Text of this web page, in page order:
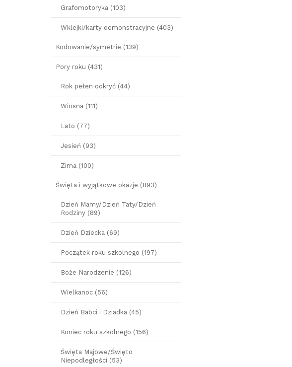
Grafomotoryka (103)
Wklejki/karty demonstracyjne (403)
Kodowanie/symetrie (139)
Pory roku (431)
Rok pełen odkryć (44)
Wiosna (111)
Lato (77)
Jesień (93)
Zima (100)
Święta i wyjątkowe okazje (893)
Dzień Mamy/Dzień Taty/Dzień
Rodziny (89)
Dzień Dziecka (69)
Początek roku szkolnego (197)
Boże Narodzenie (126)
Wielkanoc (56)
Dzień Babci i Dziadka (45)
Koniec roku szkolnego (156)
Święta Majowe/Święto
Niepodległości (53)